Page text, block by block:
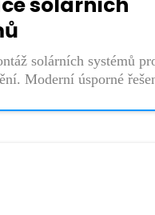
solárních systémů
Moderní úsporné